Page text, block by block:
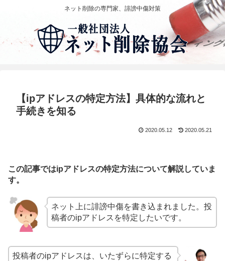
ネット削除の専門家、誹謗中傷対策
【ipアドレスの特定方法】具体的な流れと
手続きを知る
2020.05.12 2020.05.21
この記事ではipアドレスの特定方法について解説していま
す。
ネット上に誹謗中傷を書き込まれました。投
稿者のipアドレスを特定したいです。
投稿者のipアドレスは、いたずらに特定する